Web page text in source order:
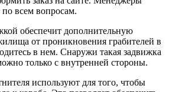
всем вопросам.
обеспечит дополнительную
от проникновения грабителей в
в нем. Снаружи такая задвижка
только с внутренней стороны.
используют для того, чтобы